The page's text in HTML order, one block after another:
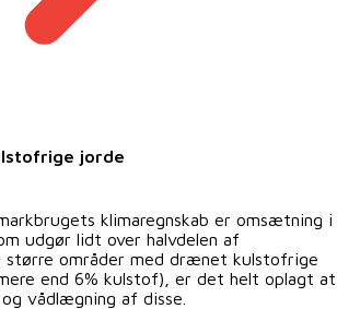
jorde
klimaregnskab er omsætning i
udgør lidt over halvdelen af
større områder med drænet kulstofrige
end 6% kulstof), er det helt oplagt at
vådlægning af disse.